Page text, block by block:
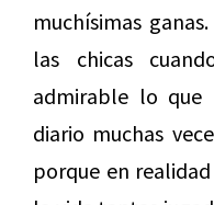
muchísimas
las chicas
admirable lo que
diario muchas
porque en